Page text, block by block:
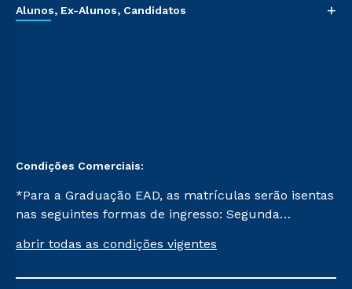
Alunos, Ex-Alunos, Candidatos +
Condições Comerciais:
*Para a Graduação EAD, as matrículas serão isentas
nas seguintes formas de ingresso: Segunda
Já para as demais, a taxa de matrícula será de R$
abrir todas as condições vigentes